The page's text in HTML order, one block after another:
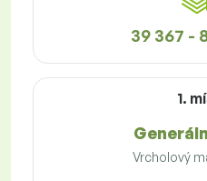
39 367 -
1.
Vrcholový